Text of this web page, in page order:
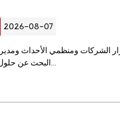
اخبار الصناعة
الفندقية، وموزعي